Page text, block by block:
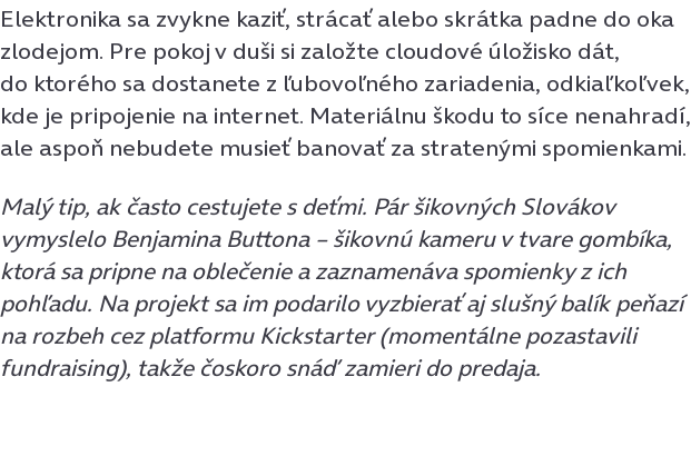
Elektronika sa zvykne kaziť, strácať alebo skrátka padne do oka
zlodejom. Pre pokoj v duši si založte cloudové úložisko dát,
do ktorého sa dostanete z ľubovoľného zariadenia, odkiaľkoľvek,
kde je pripojenie na internet. Materiálnu škodu to síce nenahradí,
ale aspoň nebudete musieť banovať za stratenými spomienkami.
Malý tip, ak často cestujete s deťmi. Pár šikovných Slovákov
vymyslelo Benjamina Buttona – šikovnú kameru v tvare gombíka,
ktorá sa pripne na oblečenie a zaznamenáva spomienky z ich
pohľadu. Na projekt sa im podarilo vyzbierať aj slušný balík peňazí
na rozbeh cez platformu Kickstarter (momentálne pozastavili
fundraising), takže čoskoro snáď zamieri do predaja.